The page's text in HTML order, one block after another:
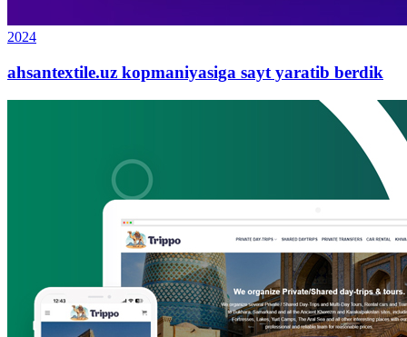
2024
ahsantextile.uz kopmaniyasiga sayt yaratib berdik